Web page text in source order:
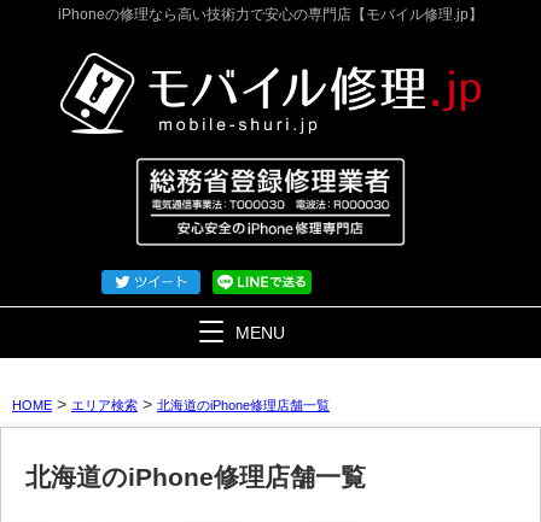
iPhoneの修理なら高い技術力で安心の専門店【モバイル修理.jp】
MENU
HOME > エリア検索 > 北海道のiPhone修理店舗一覧
北海道のiPhone修理店舗一覧